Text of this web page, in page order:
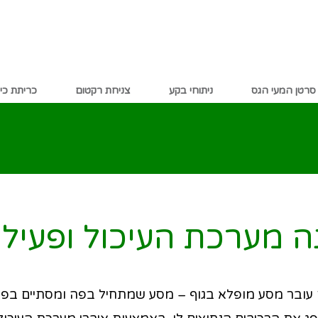
סרטן המעי הגס ניתוחי בקע צניחת רקטום כריתת
מערכת העיכול
עובר מסע מופלא בגוף – מסע שמתחיל בפה ומסתיים